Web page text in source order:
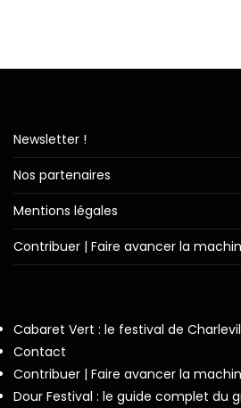
Newsletter !
Nos partenaires
Mentions légales
Contribuer | Faire avancer la
Cabaret Vert : le festival de
Contact
Contribuer | Faire avancer la
Dour Festival : le guide complet du